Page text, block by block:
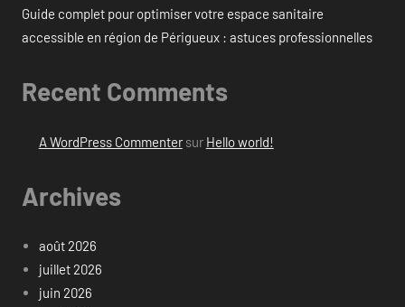
Guide complet pour optimiser votre espace sanitaire
accessible en région de Périgueux : astuces professionnelles
Recent Comments
A WordPress Commentersur Hello world!
Archives
août 2026
juillet 2026
juin 2026